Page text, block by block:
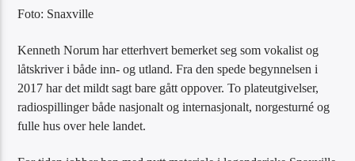
Foto: Snaxville
Kenneth Norum har etterhvert bemerket seg som vokalist og
låtskriver i både inn- og utland. Fra den spede begynnelsen i
2017 har det mildt sagt bare gått oppover. To plateutgivelser,
radiospillinger både nasjonalt og internasjonalt, norgesturné og
fulle hus over hele landet.